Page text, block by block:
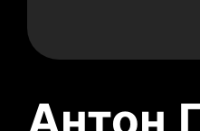
Антон